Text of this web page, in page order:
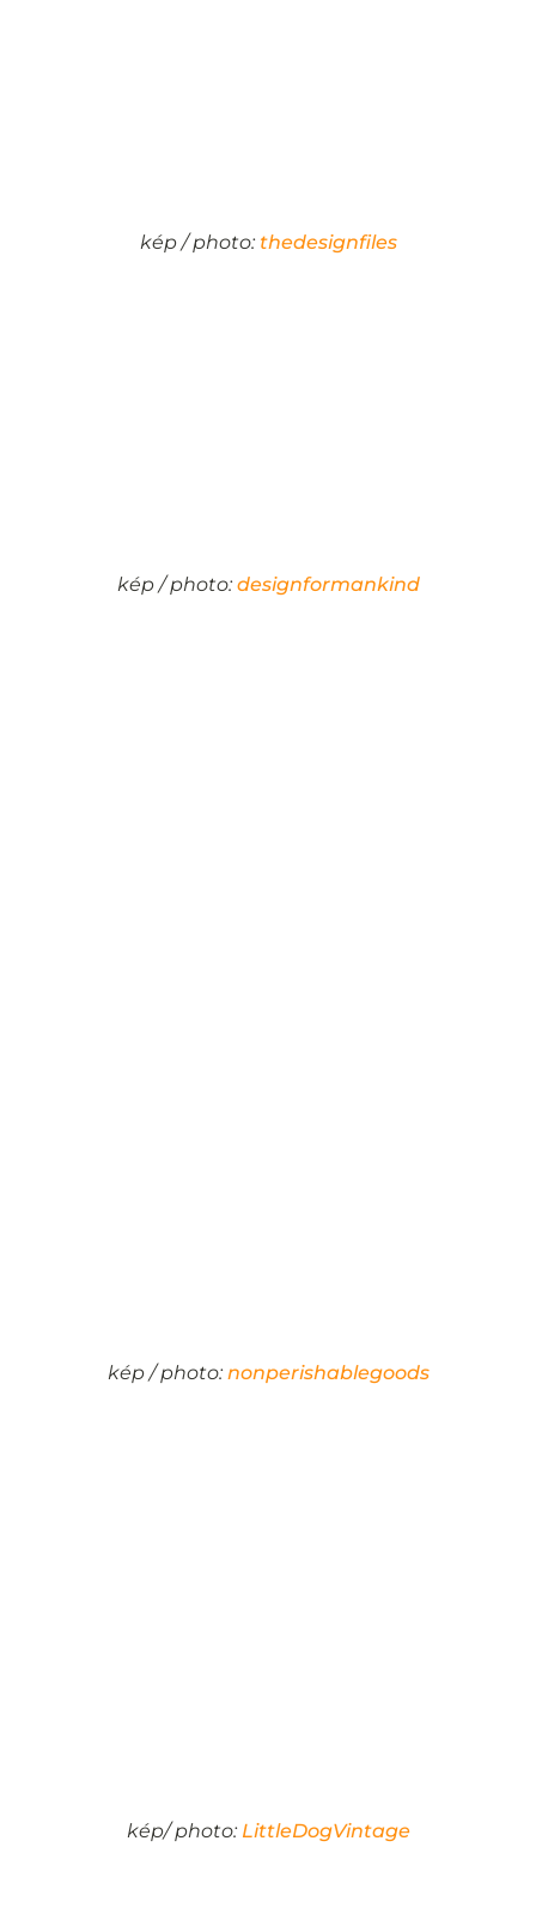
kép / photo: thedesignfiles
kép / photo:designformankind
kép / photo:nonperishablegoods
kép/ photo: LittleDogVintage